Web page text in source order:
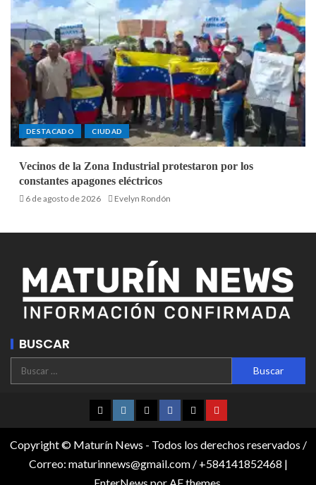
DESTACADO CIUDAD
Vecinos de la Zona Industrial protestaron por los
constantes apagones eléctricos
6 de agosto de 2026 Evelyn Rondón
BUSCAR
Copyright © Maturín News - Todos los derechos reservados /
Correo: maturinnews@gmail.com / +584141852468 |
EnterNews por AF themes.